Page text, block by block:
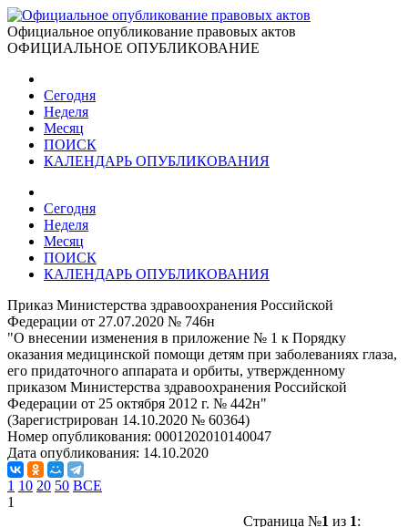
Официальное опубликование правовых актов
ОФИЦИАЛЬНОЕ ОПУБЛИКОВАНИЕ
Сегодня
Неделя
Месяц
ПОИСК
КАЛЕНДАРЬ ОПУБЛИКОВАНИЯ
Сегодня
Неделя
Месяц
ПОИСК
КАЛЕНДАРЬ ОПУБЛИКОВАНИЯ
Приказ Министерства здравоохранения Российской
Федерации от 27.07.2020 № 746н
"О внесении изменения в приложение № 1 к Порядку
оказания медицинской помощи детям при заболеваниях глаза,
его придаточного аппарата и орбиты, утвержденному
приказом Министерства здравоохранения Российской
Федерации от 25 октября 2012 г. № 442н"
(Зарегистрирован 14.10.2020 № 60364)
Номер опубликования: 0001202010140047
Дата опубликования: 14.10.2020
1 10 20 50 ВСЕ
1
Страница №1 из 1: